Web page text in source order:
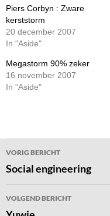
Piers Corbyn : Zware
kerststorm
20 december 2007
In "Aside"
Megastorm 90% zeker
16 november 2007
In "Aside"
Bericht
navigatie
VORIG BERICHT
Social engineering
VOLGEND BERICHT